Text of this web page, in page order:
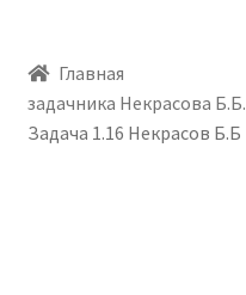
Карта сайта
Главная
задачника Некрасова Б.Б.
Задача 1.16 Некрасов Б.Б